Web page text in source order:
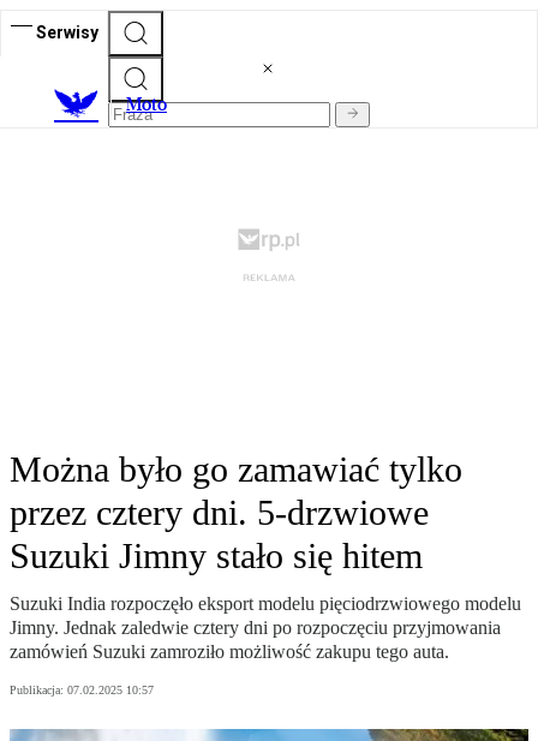
Serwisy
Moto
Można było go zamawiać tylko
przez cztery dni. 5-drzwiowe
Suzuki Jimny stało się hitem
Suzuki India rozpoczęło eksport modelu pięciodrzwiowego modelu
Jimny. Jednak zaledwie cztery dni po rozpoczęciu przyjmowania
zamówień Suzuki zamroziło możliwość zakupu tego auta.
Publikacja: 07.02.2025 10:57